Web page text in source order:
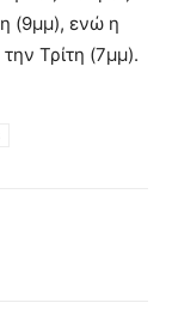
(9μμ), ενώ η
Τρίτη (7μμ).